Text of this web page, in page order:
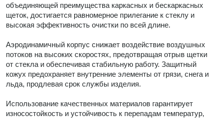
объединяющей преимущества каркасных и бескаркасных
щеток, достигается равномерное прилегание к стеклу и
высокая эффективность очистки по всей длине.
Аэродинамичный корпус снижает воздействие воздушных
потоков на высоких скоростях, предотвращая отрыв щетки
от стекла и обеспечивая стабильную работу. Защитный
кожух предохраняет внутренние элементы от грязи, снега и
льда, продлевая срок службы изделия.
Использование качественных материалов гарантирует
износостойкость и устойчивость к перепадам температур,